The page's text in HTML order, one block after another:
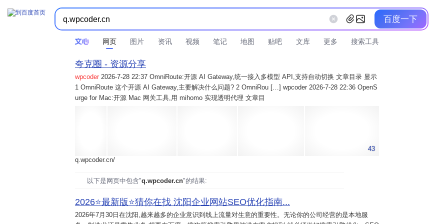
百度一下
网页 图片 资讯 视频 笔记 地图 贴吧 文库 更多 搜索工具
夸克圈 - 资源分享
wpcoder 2026-7-28 22:37 OmniRoute:开源 AI Gateway,统一接入多模型 API,支持自动切换 文章目录 显示
1 OmniRoute 这个开源 AI Gateway,主要解决什么问题? 2 OmniRou […] wpcoder 2026-7-28 22:36 OpenS
urge for Mac:开源 Mac 网关工具,用 mihomo 实现透明代理 文章目
43
q.wpcoder.cn/
以下是网页中包含"q.wpcoder.cn"的结果:
2026⭐️最新版⭐️猜你在找 沈阳企业网站SEO优化指南...
2026年7月30日在沈阳,越来越多的企业意识到线上流量对生意的重要性。无论你的公司经营的是本地服